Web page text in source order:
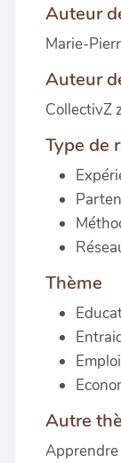
Auteur
Marie-
Auteur
CollectivZ
Type de
Thème
Autre